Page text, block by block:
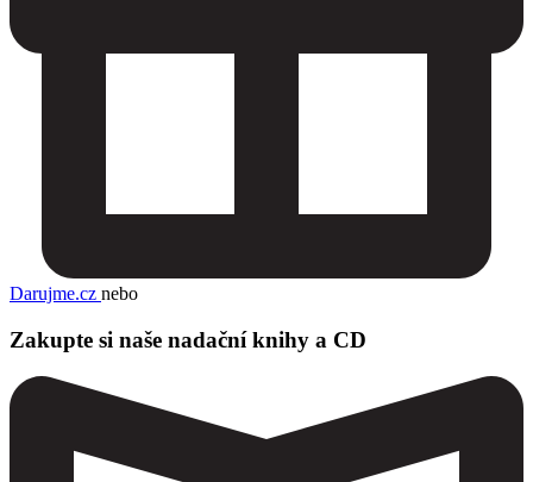
Darujme.cz nebo
Zakupte si naše nadační knihy a CD